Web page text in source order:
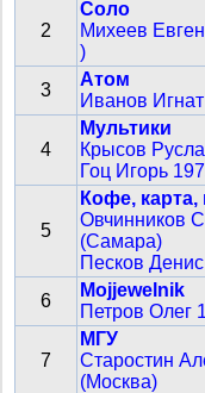
2
Соло
Михеев
)
3
Атом
Иванов Игнат
4
Мультики
Крысов
Гоц Игорь
5
Кофе,
Овчинников
(Самара)
Песков
6
Mojjewelnik
Петров Олег
7
МГУ
Старостин
(Москва)